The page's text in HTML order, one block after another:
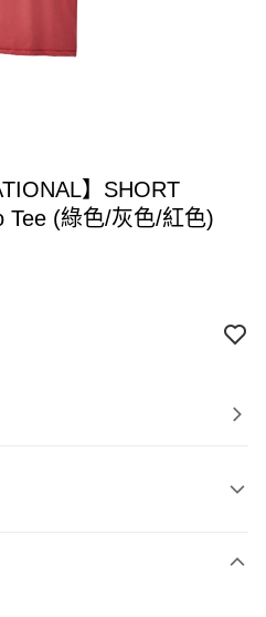
】SHORT
Tee (綠色/灰色/紅色)